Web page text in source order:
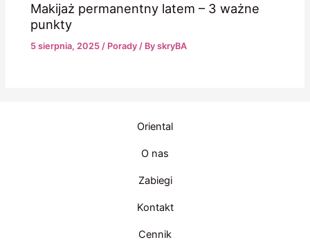
Makijaż permanentny latem – 3 ważne
punkty
5 sierpnia, 2025/ Porady / ByskryBA
Oriental
O nas
Zabiegi
Kontakt
Cennik